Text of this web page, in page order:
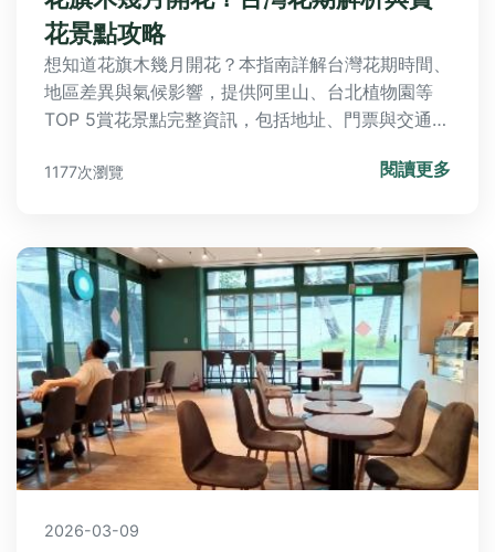
花景點攻略
想知道花旗木幾月開花？本指南詳解台灣花期時間、
地區差異與氣候影響，提供阿里山、台北植物園等
TOP 5賞花景點完整資訊，包括地址、門票與交通路
並解答花期長度與親子遊規劃等常見問題，助你輕鬆
1177次瀏覽 閱讀更多
2026-03-09